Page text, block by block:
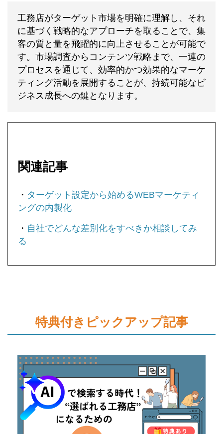
工務店がターゲット市場を明確に理解し、それ
に基づく戦略的なアプローチを取ることで、集
客の質と量を飛躍的に向上させることが可能で
す。市場調査からコンテンツ戦略まで、一連の
プロセスを通じて、効率的かつ効果的なマーケ
ティング活動を展開することが、持続可能なビ
ジネス成長への鍵となります。
関連記事
・ ターゲット設定から始めるWEBマーケティ
ングの内製化
・ 自社でどんな差別化をすべきか相談してみ
る
特典付きピックアップ記事